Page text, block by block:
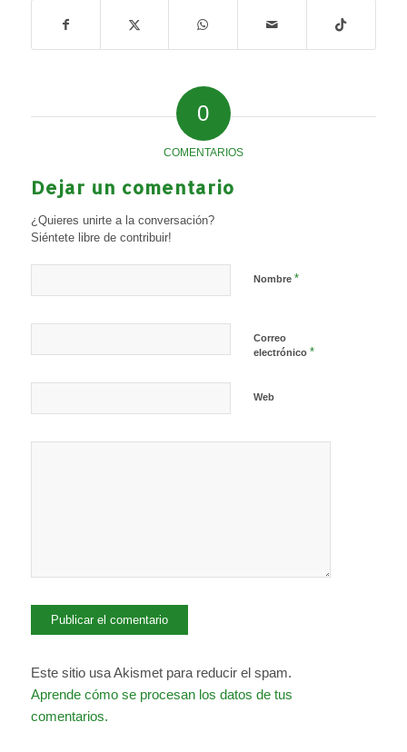
0
COMENTARIOS
Dejar un comentario
¿Quieres unirte a la conversación?
Siéntete libre de contribuir!
Nombre *
Correo
electrónico *
Web
Este sitio usa Akismet para reducir el spam.
Aprende cómo se procesan los datos de tus
comentarios.